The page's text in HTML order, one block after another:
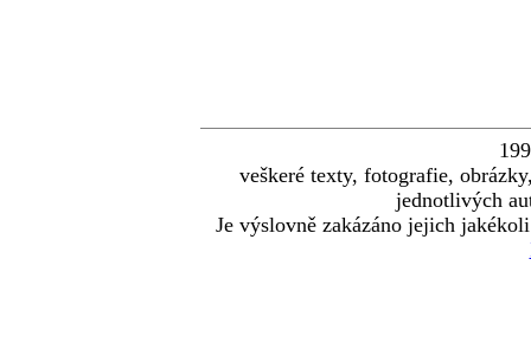
veškeré texty, fotografie,
jednotlivých
Je výslovně zakázáno jejich